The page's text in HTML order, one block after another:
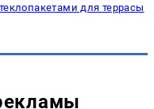
для террасы